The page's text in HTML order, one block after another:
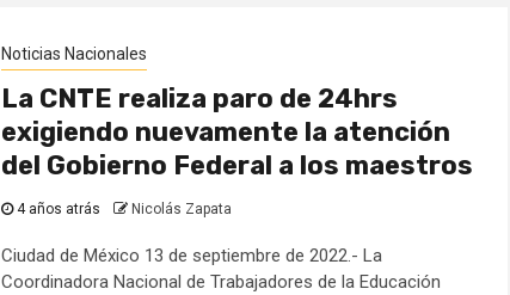
Noticias Nacionales
La CNTE realiza paro de 24hrs
exigiendo nuevamente la atención
del Gobierno Federal a los maestros
4 años atrás Nicolás Zapata
Ciudad de México 13 de septiembre de 2022.- La
Coordinadora Nacional de Trabajadores de la Educación